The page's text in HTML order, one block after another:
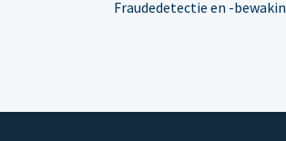
Fraudedetectie en -